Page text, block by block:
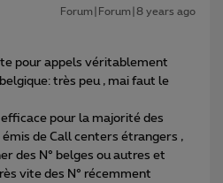
Forum|Forum|8 years ago
pour appels véritablement
très peu , mai faut le
efficace pour la majorité des
de Call centers étrangers ,
des N° belges ou autres et
vite des N° récemment